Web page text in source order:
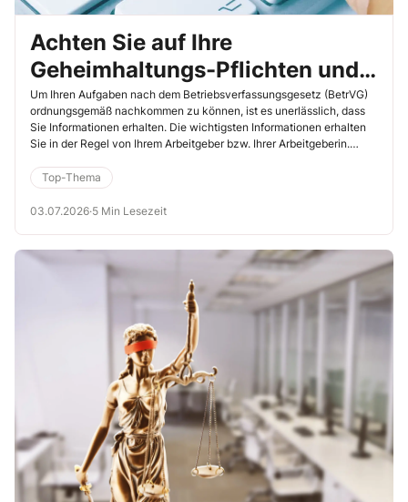
Achten Sie auf Ihre
Geheimhaltungs-Pflichten und
vermeiden Sie
Geheimniskrämerei
Um Ihren Aufgaben nach dem Betriebsverfassungsgesetz (BetrVG)
ordnungsgemäß nachkommen zu können, ist es unerlässlich, dass
Sie Informationen erhalten. Die wichtigsten Informationen erhalten
Sie in der Regel von Ihrem Arbeitgeber bzw. Ihrer Arbeitgeberin.
Betriebsratsvorsitzenden auseinandersetzen. Das führt immer
einmal wieder dazu, dass Informationen untergehen. Auch passiert
es, dass ein Betriebsratsvorsitzender oder Kolleginnen bzw.
einem Kollegen bzw. einer Kollegin auffällt, dass ein anderer einen
Wissensvorteil bewusst für sich nutzt, sollten Sie versuchen, das zu
Top-Thema
03.07.2026·5 Min Lesezeit